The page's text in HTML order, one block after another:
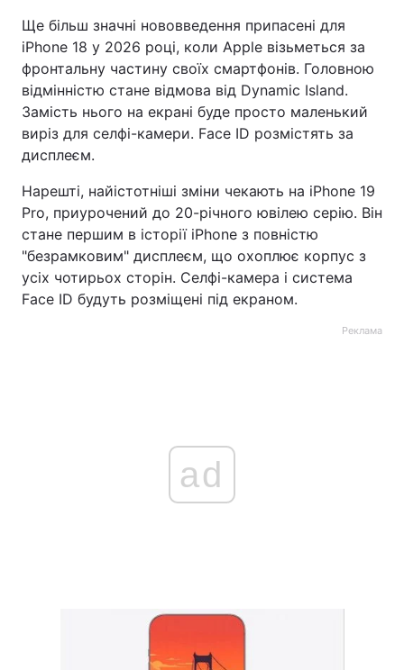
Ще більш значні нововведення припасені для
iPhone 18 у 2026 році, коли Apple візьметься за
фронтальну частину своїх смартфонів. Головною
відмінністю стане відмова від Dynamic Island.
Замість нього на екрані буде просто маленький
виріз для селфі-камери. Face ID розмістять за
дисплеєм.
Нарешті, найістотніші зміни чекають на iPhone 19
Pro, приурочений до 20-річного ювілею серію. Він
стане першим в історії iPhone з повністю
"безрамковим" дисплеєм, що охоплює корпус з
усіх чотирьох сторін. Селфі-камера і система
Face ID будуть розміщені під екраном.
Реклама
ad